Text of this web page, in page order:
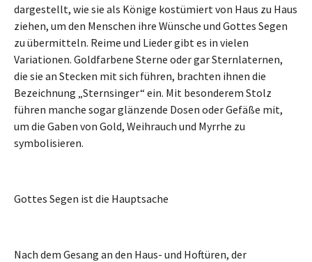
dargestellt, wie sie als Könige kostümiert von Haus zu Haus
ziehen, um den Menschen ihre Wünsche und Gottes Segen
zu übermitteln. Reime und Lieder gibt es in vielen
Variationen. Goldfarbene Sterne oder gar Sternlaternen,
die sie an Stecken mit sich führen, brachten ihnen die
Bezeichnung „Sternsinger“ ein. Mit besonderem Stolz
führen manche sogar glänzende Dosen oder Gefäße mit,
um die Gaben von Gold, Weihrauch und Myrrhe zu
symbolisieren.
Gottes Segen ist die Hauptsache
Nach dem Gesang an den Haus- und Hoftüren, der